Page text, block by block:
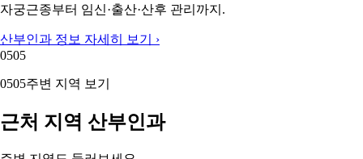
자궁근종부터 임신·출산·산후 관리까지.
산부인과 정보 자세히 보기 ›
0505
0505주변 지역 보기
근처 지역 산부인과